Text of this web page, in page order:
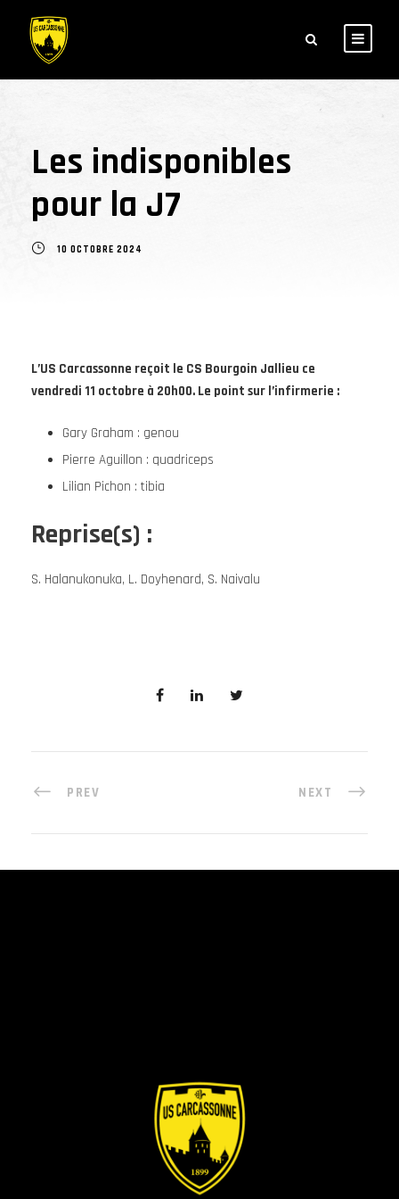
Les indisponibles
pour la J7
10 OCTOBRE 2024
L’US Carcassonne reçoit le CS Bourgoin Jallieu ce
vendredi 11 octobre à 20h00. Le point sur l’infirmerie :
Gary Graham : genou
Pierre Aguillon : quadriceps
Lilian Pichon : tibia
Reprise(s) :
S. Halanukonuka, L. Doyhenard, S. Naivalu
PREV NEXT